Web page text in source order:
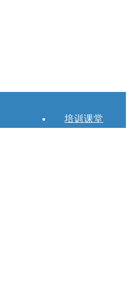
培训课堂